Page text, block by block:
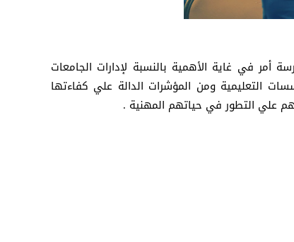
أمر في غاية الأهمية بالنسبة لإدارات الجامعات
التعليمية ومن المؤشرات الدالة علي كفاءتها
علي التطور في حياتهم المهنية .